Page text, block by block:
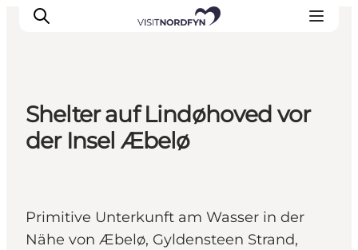
Erleben
Erlebnisbuchung
Shelter auf Lindøhoved vor
der Insel Æbelø
Primitive Unterkunft am Wasser in der
Nähe von Æbelø, Gyldensteen Strand,